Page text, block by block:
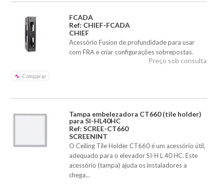
FCADA
Ref: CHIEF-FCADA
CHIEF
Acessório Fusion de profundidade para usar
com FRA e criar configurações sobrepostas.
Comparar
Preço sob consulta
Tampa embelezadora CT660 (tile holder)
para SI-HL40HC
Ref: SCREE-CT660
SCREENINT
O Ceiling Tile Holder CT660 é um acessório útil,
adequado para o elevador SI-H L 40 HC. Este
acessório (tampa) ajuda os instaladores a
chega...